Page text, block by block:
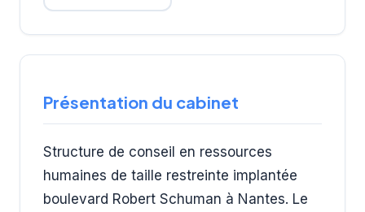
Présentation du cabinet
Structure de conseil en ressources
humaines de taille restreinte implantée
boulevard Robert Schuman à Nantes. Le